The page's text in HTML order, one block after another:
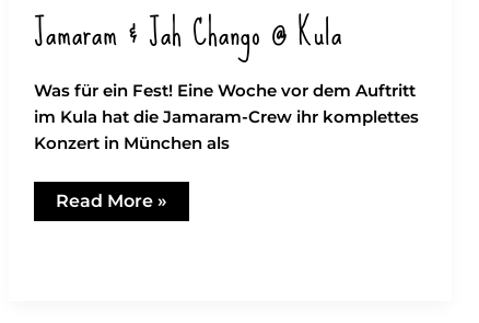
Jamaram & Jah Chango @ Kula
Was für ein Fest! Eine Woche vor dem Auftritt
im Kula hat die Jamaram-Crew ihr komplettes
Konzert in München als
Jamaram
&
Read More »